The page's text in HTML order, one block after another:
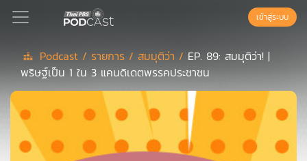
Podcast
เพล
เข้าสู่ระบบ
Podcast / รายการ /สมมุติว่า / EP. 89: สมมุติว่า! |
พริษฐ์เป็น 1 ใน 3 แคนดิเดตพรรคประชาชน